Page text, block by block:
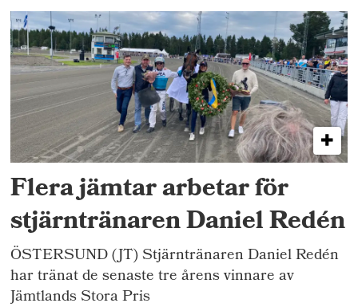
Flera jämtar arbetar för
stjärntränaren Daniel Redén
ÖSTERSUND (JT) Stjärntränaren Daniel Redén
har tränat de senaste tre årens vinnare av
Jämtlands Stora Pris